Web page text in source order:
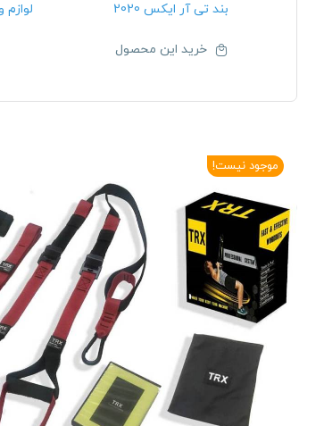
بند تی آر ایکس 2020
خرید این محصول
موجود نیست!